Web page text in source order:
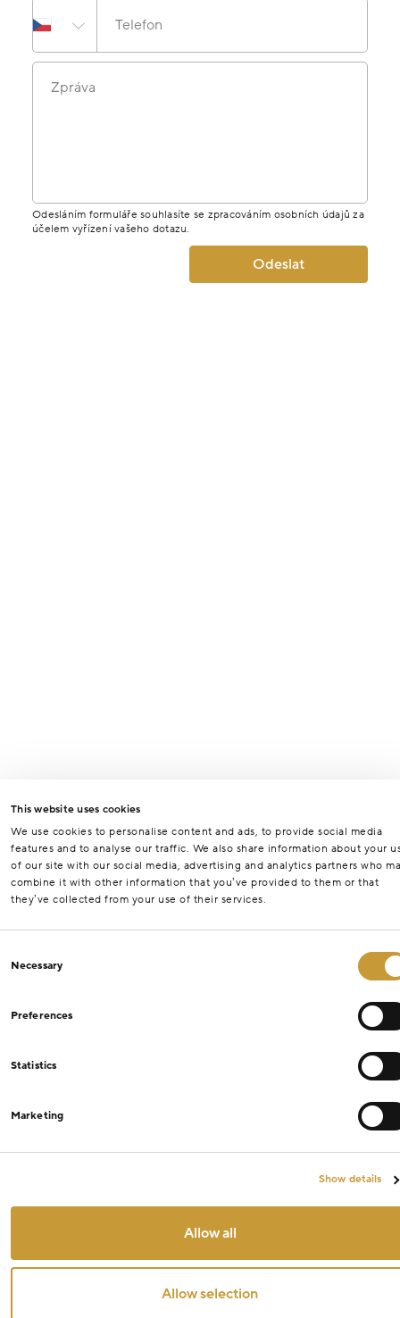
This website uses cookies
We use cookies to personalise content and ads, to provide social media
features and to analyse our traffic. We also share information about your
of our site with our social media, advertising and analytics partners who
combine it with other information that you’ve provided to them or that
they’ve collected from your use of their services.
Selection
Necessary
Preferences
Statistics
Marketing
Show details
Allow all
Allow selection
Telefon
Zpráva
Odesláním formuláře souhlasíte se zpracováním osobních údajů za
účelem vyřízení vašeho dotazu.
Odeslat